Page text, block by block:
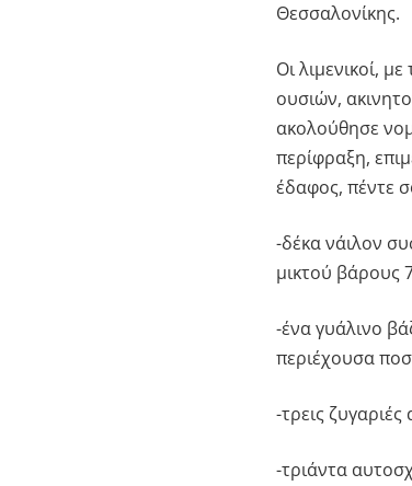
Θεσσαλονίκης.
Οι λιμενικοί,
ουσιών,
ακολούθησε
περίφραξη,
έδαφος, πέντε
-δέκα νάιλον
μικτού βάρους
-ένα γυάλινο
περιέχουσα
-τρεις ζυγαριές
-τριάντα